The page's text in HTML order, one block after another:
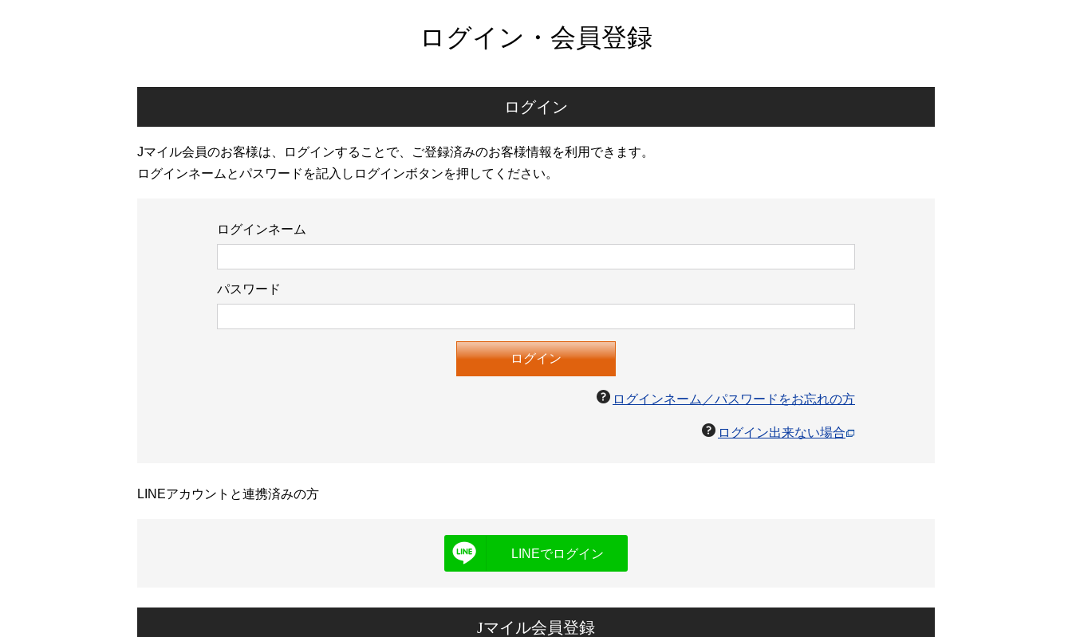
ログイン・会員登録
ログイン
Jマイル会員のお客様は、ログインすることで、ご登録済みのお客様情報を利用できます。
ログインネームとパスワードを記入しログインボタンを押してください。
ログインネーム
パスワード
ログインネーム／パスワードをお忘れの方
ログイン出来ない場合
LINEアカウントと連携済みの方
LINEでログイン
Jマイル会員登録